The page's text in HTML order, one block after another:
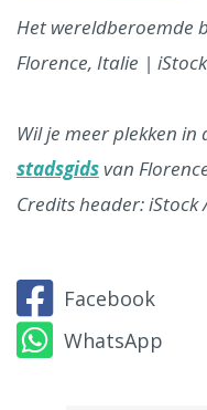
Het wereldberoemde
Florence, Italie |
Wil je meer plekken in
stadsgids van
Credits header: iStock
Facebook
WhatsApp